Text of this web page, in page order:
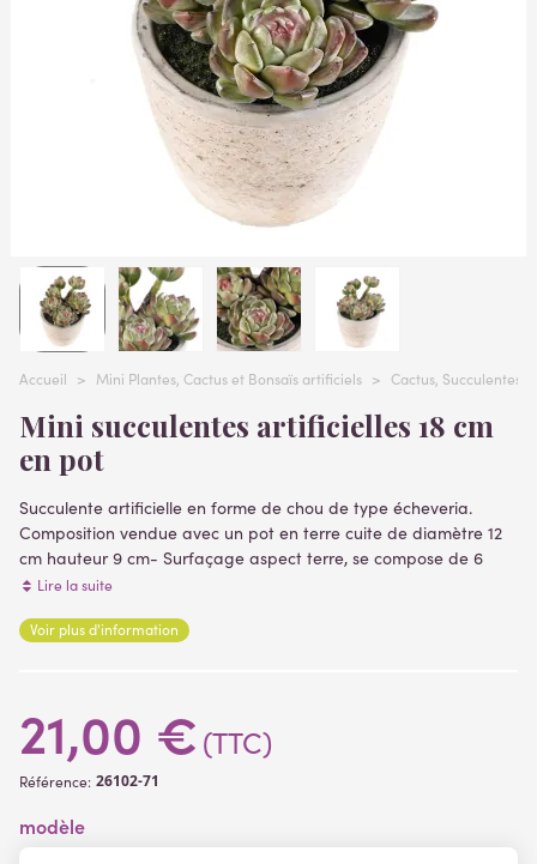
Accueil > Mini Plantes, Cactus et Bonsaïs artificiels > Cactus, Succulentes,
Mini succulentes artificielles 18 cm
en pot
Succulente artificielle en forme de chou de type écheveria.
Composition vendue avec un pot en terre cuite de diamètre 12
cm hauteur 9 cm- Surfaçage aspect terre, se compose de 6
têtes de tailles différentes dont la plus grande mesure 8cm.
Feuillage plastique polyéthylène
largeur 13 cm
Lire la suite
Voir plus d'information
21,00 € (TTC)
Référence: 26102-71
modèle